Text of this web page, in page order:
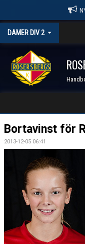
DAMER DIV 2
STARTSIDA
NYHETER
KALENDER
TRUPPEN
SERIER & RESULTAT
KONTAKT
Bortavinst för
2013-12-05 06:41